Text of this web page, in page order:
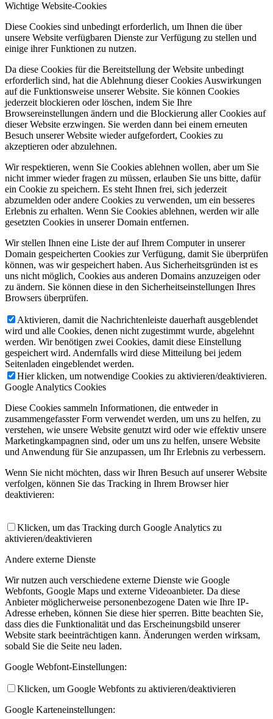
Wichtige Website-Cookies
Diese Cookies sind unbedingt erforderlich, um Ihnen die über
unsere Website verfügbaren Dienste zur Verfügung zu stellen und
einige ihrer Funktionen zu nutzen.
Da diese Cookies für die Bereitstellung der Website unbedingt
erforderlich sind, hat die Ablehnung dieser Cookies Auswirkungen
auf die Funktionsweise unserer Website. Sie können Cookies
jederzeit blockieren oder löschen, indem Sie Ihre
Browsereinstellungen ändern und die Blockierung aller Cookies auf
dieser Website erzwingen. Sie werden dann bei einem erneuten
Besuch unserer Website wieder aufgefordert, Cookies zu
akzeptieren oder abzulehnen.
Wir respektieren, wenn Sie Cookies ablehnen wollen, aber um Sie
nicht immer wieder fragen zu müssen, erlauben Sie uns bitte, dafür
ein Cookie zu speichern. Es steht Ihnen frei, sich jederzeit
abzumelden oder andere Cookies zu verwenden, um ein besseres
Erlebnis zu erhalten. Wenn Sie Cookies ablehnen, werden wir alle
gesetzten Cookies in unserer Domain entfernen.
Wir stellen Ihnen eine Liste der auf Ihrem Computer in unserer
Domain gespeicherten Cookies zur Verfügung, damit Sie überprüfen
können, was wir gespeichert haben. Aus Sicherheitsgründen ist es
uns nicht möglich, Cookies aus anderen Domains anzuzeigen oder
zu ändern. Sie können diese in den Sicherheitseinstellungen Ihres
Browsers überprüfen.
Aktivieren, damit die Nachrichtenleiste dauerhaft ausgeblendet
wird und alle Cookies, denen nicht zugestimmt wurde, abgelehnt
werden. Wir benötigen zwei Cookies, damit diese Einstellung
gespeichert wird. Andernfalls wird diese Mitteilung bei jedem
Seitenladen eingeblendet werden.
Hier klicken, um notwendige Cookies zu aktivieren/deaktivieren.
Google Analytics Cookies
Diese Cookies sammeln Informationen, die entweder in
zusammengefasster Form verwendet werden, um uns zu helfen, zu
verstehen, wie unsere Website genutzt wird oder wie effektiv unsere
Marketingkampagnen sind, oder um uns zu helfen, unsere Website
und Anwendung für Sie anzupassen, um Ihr Erlebnis zu verbessern.
Wenn Sie nicht möchten, dass wir Ihren Besuch auf unserer Website
verfolgen, können Sie das Tracking in Ihrem Browser hier
deaktivieren:
Klicken, um das Tracking durch Google Analytics zu
aktivieren/deaktivieren
Andere externe Dienste
Wir nutzen auch verschiedene externe Dienste wie Google
Webfonts, Google Maps und externe Videoanbieter. Da diese
Anbieter möglicherweise personenbezogene Daten wie Ihre IP-
Adresse erheben, können Sie diese hier sperren. Bitte beachten Sie,
dass dies die Funktionalität und das Erscheinungsbild unserer
Website stark beeinträchtigen kann. Änderungen werden wirksam,
sobald Sie die Seite neu laden.
Google Webfont-Einstellungen:
Klicken, um Google Webfonts zu aktivieren/deaktivieren
Google Karteneinstellungen: